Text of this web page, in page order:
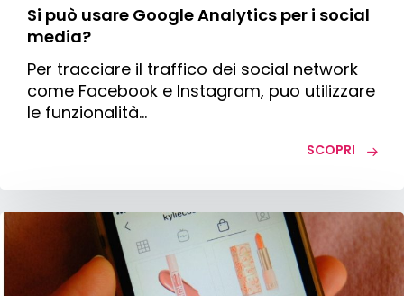
Si può usare Google Analytics per i social
media?
Per tracciare il traffico dei social network
come Facebook e Instagram, puo utilizzare
le funzionalità…
SCOPRI
aprire
Instagram